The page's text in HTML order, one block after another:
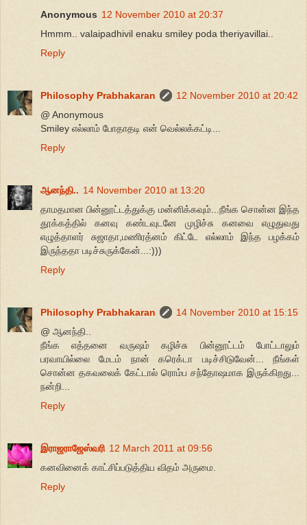
Anonymous 12 November 2010 at 20:37
Hmmm.. valaipadhivil enaku smiley poda theriyavillai..
Reply
Philosophy Prabhakaran
12 November 2010 at 20:42
@ Anonymous
Smiley எல்லாம் போதாதடி என் வெல்லக்கட்டி...
Reply
ஆனந்தி.. 14 November 2010 at 13:20
தாமதமான பின்னூட்டத்துக்கு மன்னிக்கவும்...நீங்க சொன்ன இந்த
தூக்கத்தில் கனவு கண்டவுடனே முழிச்சு கனவை எழுதுவது
எழுத்தாளர் சுஜாதா,மணிரத்னம் கிட்டே எல்லாம் இந்த பழக்கம்
இருந்ததா படிச்சுருக்கேன்...:)))
Reply
Philosophy Prabhakaran
14 November 2010 at 15:15
@ ஆனந்தி..
நீங்க எத்தனை வருஷம் கழிச்சு பின்னூட்டம் போட்டாலும்
பரவாயில்லை மேடம் நான் கரெக்டா படிச்சிடுவேன்... நீங்கள்
சொன்ன தகவலைக் கேட்டால் ரொம்ப சந்தோஷமாக இருக்கிறது...
நன்றி...
Reply
இராஜராஜேஸ்வரி 12 March 2011 at 09:56
கனவினைக் காட்சிப்படுத்திய விதம் அருமை.
Reply